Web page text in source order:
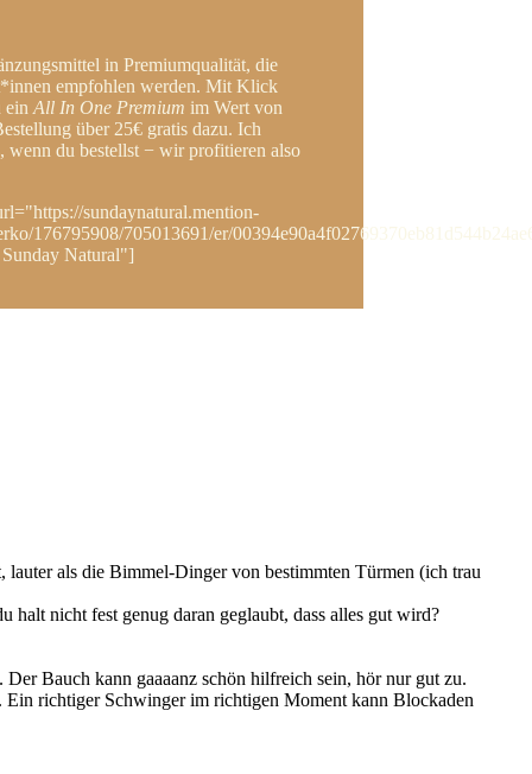
in Premiumqualität, die
empfohlen werden. Mit Klick
ein All In One Premium im Wert von
über 25€ gratis dazu. Ich
wenn du bestellst − wir profitieren also
sundaynatural.mention-
176795908/705013691/er/
Natural"]
als die Bimmel-Dinger von bestimmten Türmen (ich trau
halt nicht fest genug daran geglaubt, dass alles gut wird?
Bauch kann gaaaanz schön hilfreich sein, hör nur gut zu.
Ein richtiger Schwinger im richtigen Moment kann Blockaden